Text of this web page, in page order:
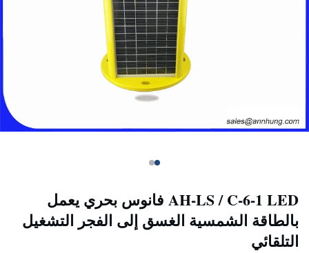
AH-LS / C-6-1 LED فانوس بحري يعمل
بالطاقة الشمسية الغسق إلى الفجر التشغيل
التلقائي